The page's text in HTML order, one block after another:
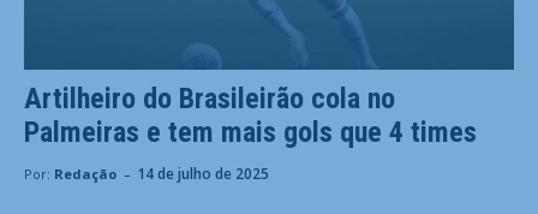
Artilheiro do Brasileirão cola no
Palmeiras e tem mais gols que 4 times
Por: Redação - 14 de julho de 2025